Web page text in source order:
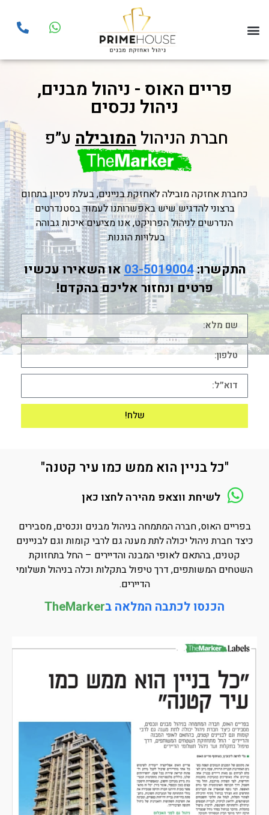
פריים האוס - ניהול מבנים,
ניהול נכסים
חברת הניהולהמובילה ע״פ
כחברת אחזקה מובילהלאחזקת בניינים, בעלת ניסיון בתחום
ברצוני להדגיש שיש באפשרותנו לעמוד בסטנדרטים
הנדרשים לניהול הפרויקט, אנו מציעים איכות גבוהה
בעלויות הוגנות.
התקשרו:03-5019004או השאירו עכשיו
פרטים ונחזור אליכם בהקדם!
שלח!
"כל בניין הוא ממש כמו עיר קטנה"
לשיחת ווצאפ מהירה לחצו כאן
בפריים האוס, חברה המתמחה בניהול מבנים ונכסים, מסבירים
כיצד חברת ניהול יכולה לתת מענה גם לרבי קומות וגם לבניינים
קטנים, בהתאם לאופי המבנה והדיירים – החל בתחזוקת
השטחים המשותפים, דרך טיפול בתקלות וכלה בניהול תשלומי
הדיירים.
הכנסו לכתבה המלאה בTheMarker